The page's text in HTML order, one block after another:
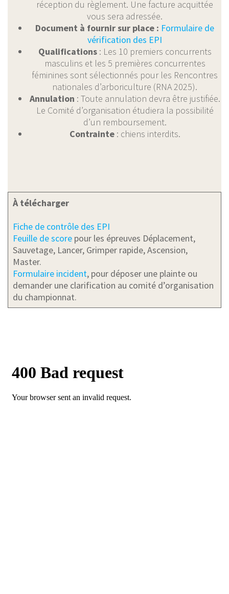
réception du règlement. Une facture acquittée
vous sera adressée.
Document à fournir sur place : Formulaire de
vérification des EPI
Qualifications: Les 10 premiers concurrents
masculins et les 5 premières concurrentes
féminines sont sélectionnés pour les Rencontres
nationales d’arboriculture (RNA 2025).
Annulation : Toute annulation devra être justifiée.
Le Comité d’organisation étudiera la possibilité
d’un remboursement.
Contrainte: chiens interdits.
À télécharger
Fiche de contrôle des EPI
Feuille de score pour les épreuves Déplacement,
Sauvetage, Lancer, Grimper rapide, Ascension,
Master.
Formulaire incident, pour déposer une plainte ou
demander une clarification au comité d’organisation
du championnat.